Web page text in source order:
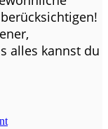
alles kannst du